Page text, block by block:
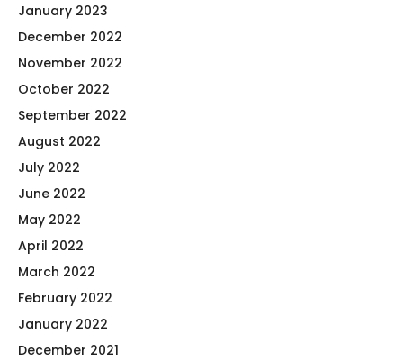
January 2023
December 2022
November 2022
October 2022
September 2022
August 2022
July 2022
June 2022
May 2022
April 2022
March 2022
February 2022
January 2022
December 2021